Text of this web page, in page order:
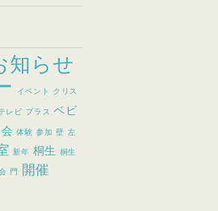
知らせ
イベント クリス
レビ プラス ベビ
会 体験 参加 壁 左
新年 桐生 桐生
門 開催